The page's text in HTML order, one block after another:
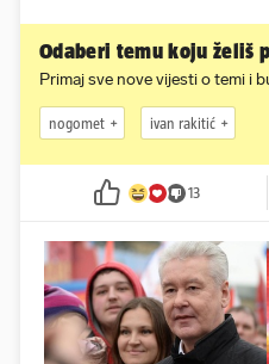
Odaberi temu koju želiš
Primaj sve nove vijesti o temi i
nogomet ivan rakitić
13